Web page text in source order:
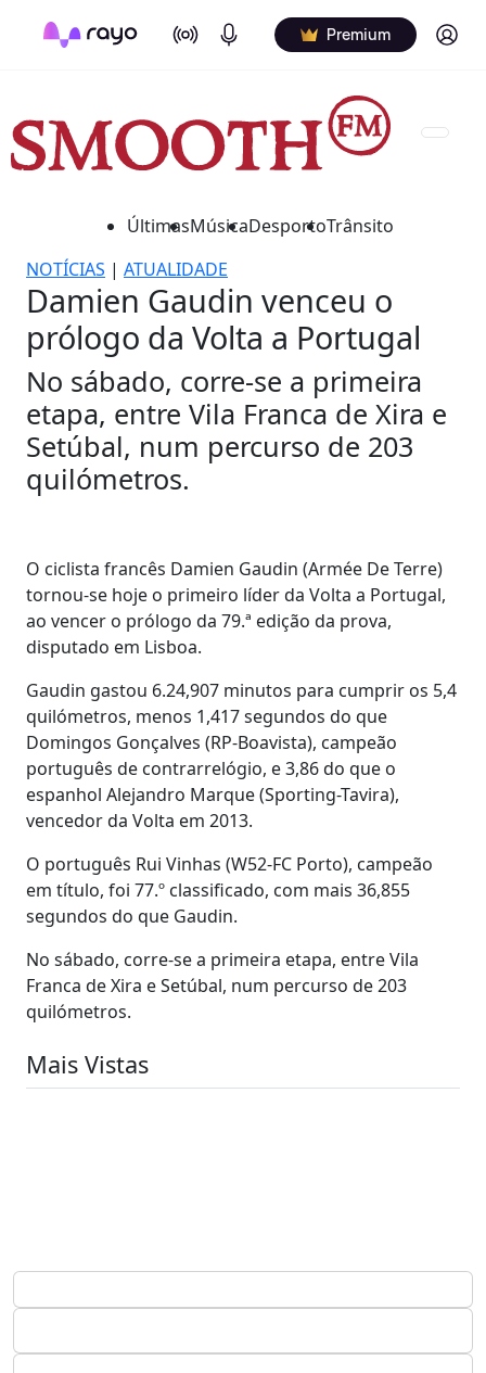
On Air Podcasts Premium Log in
ÚltimasMúsicaDesportoTrânsito
NOTÍCIAS | ATUALIDADE
Damien Gaudin venceu o
prólogo da Volta a Portugal
No sábado, corre-se a primeira
etapa, entre Vila Franca de Xira e
Setúbal, num percurso de 203
quilómetros.
O ciclista francês Damien Gaudin (Armée De Terre)
tornou-se hoje o primeiro líder da Volta a Portugal,
ao vencer o prólogo da 79.ª edição da prova,
disputado em Lisboa.
Gaudin gastou 6.24,907 minutos para cumprir os 5,4
quilómetros, menos 1,417 segundos do que
Domingos Gonçalves (RP-Boavista), campeão
português de contrarrelógio, e 3,86 do que o
espanhol Alejandro Marque (Sporting-Tavira),
vencedor da Volta em 2013.
O português Rui Vinhas (W52-FC Porto), campeão
em título, foi 77.º classificado, com mais 36,855
segundos do que Gaudin.
No sábado, corre-se a primeira etapa, entre Vila
Franca de Xira e Setúbal, num percurso de 203
quilómetros.
Mais Vistas